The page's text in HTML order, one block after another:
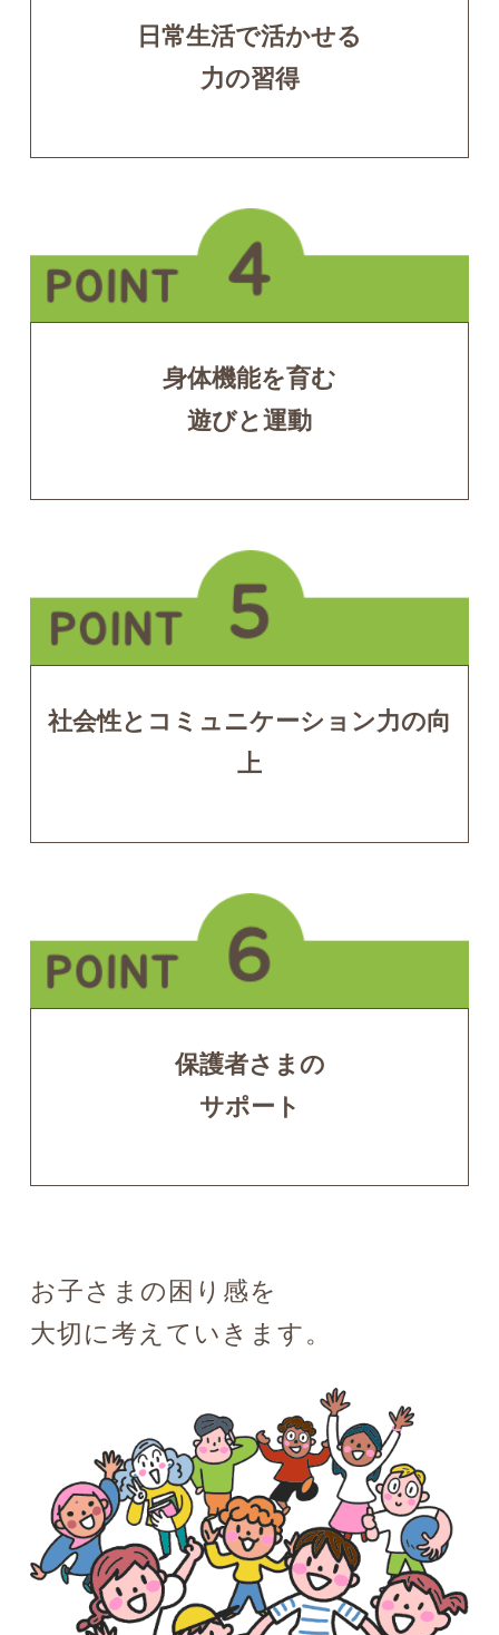
日常生活で活かせる
力の習得
身体機能を育む
遊びと運動
社会性とコミュニケーション力の向
上
保護者さまの
サポート
お子さまの困り感を
大切に考えていきます。